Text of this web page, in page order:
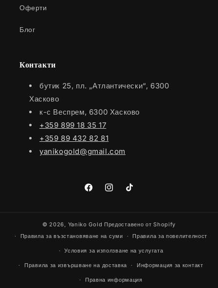
Оферти
Блог
Контакти
бутик 25, пл. „Атлантически“, 6300
Хасково
к-с Веспрем, 6300 Хасково
+359 899 18 35 17
+359 89 432 82 81
yanikogold@gmail.com
FacebookInstagramTikTok
© 2026, Yaniko Gold Предоставено от Shopify
Правила за възстановяване на суми
Правила за повелителност
Условия за използване на услугата
Правила за извършване на доставка Информация за контакт
Правна информация